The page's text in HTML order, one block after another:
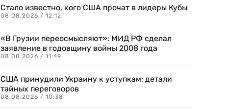
Стало известно, кого США прочат в лидеры Кубы
08.08.2026 / 12:12
«В Грузии переосмысляют»: МИД РФ сделал
заявление в годовщину войны 2008 года
08.08.2026 / 11:49
США принудили Украину к уступкам: детали
тайных переговоров
08.08.2026 / 10:38